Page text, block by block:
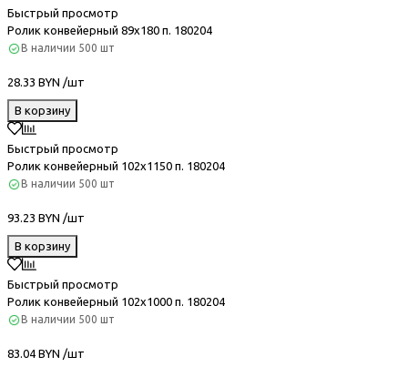
Быстрый просмотр
Ролик конвейерный 89х180 п. 180204
В наличии 500 шт
28.33 BYN /шт
В корзину
Быстрый просмотр
Ролик конвейерный 102х1150 п. 180204
В наличии 500 шт
93.23 BYN /шт
В корзину
Быстрый просмотр
Ролик конвейерный 102х1000 п. 180204
В наличии 500 шт
83.04 BYN /шт